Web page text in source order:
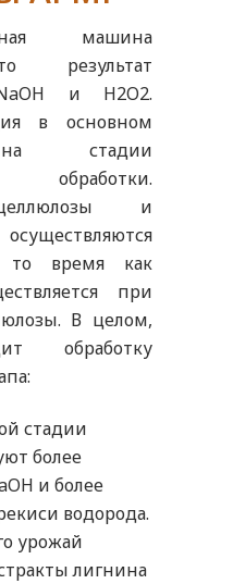
машина
и H2O2.
в основном
стадии
обработки.
и
то время как
при
В целом,
обработку
стадии
более
и более
водорода.
урожай
лигнина